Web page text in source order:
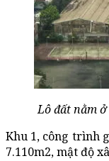
Lô đất nằm
Khu 1, công trình
7.110m2, mật độ